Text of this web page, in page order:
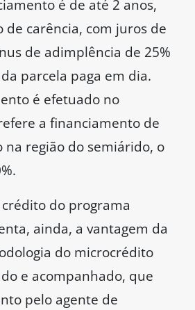
é de até 2 anos,
de carência, com juros de
de adimplência de 25%
parcela paga em dia.
é efetuado no
a financiamento de
na região do semiárido, o
do programa
ainda, a vantagem da
do microcrédito
e acompanhado, que
pelo agente de